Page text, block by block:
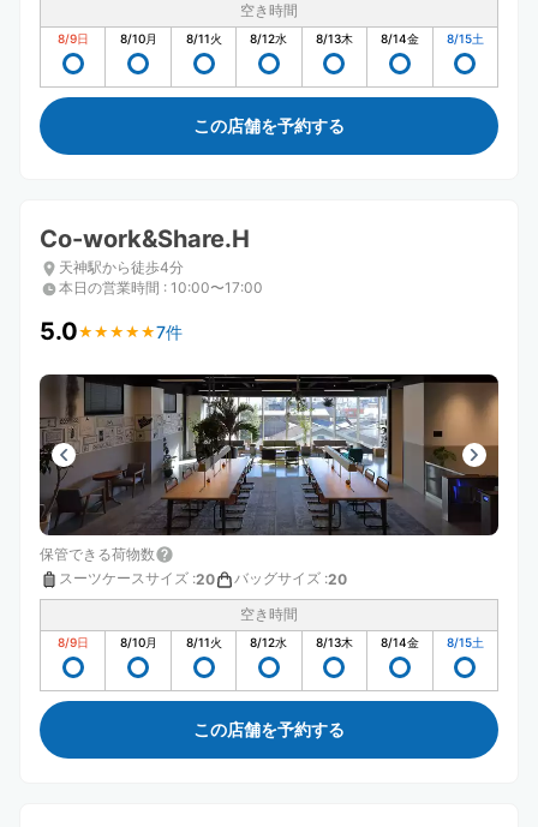
空き時間
8/9日 8/10月 8/11火 8/12水 8/13木 8/14金 8/15土
この店舗を予約する
Co-work&Share.H
天神駅から徒歩4分
本日の営業時間 : 10:00〜17:00
5.0★ ★ ★ ★ ★
★ ★ ★ ★ ★7件
保管できる荷物数
スーツケースサイズ :20 バッグサイズ :20
空き時間
8/9日 8/10月 8/11火 8/12水 8/13木 8/14金 8/15土
この店舗を予約する